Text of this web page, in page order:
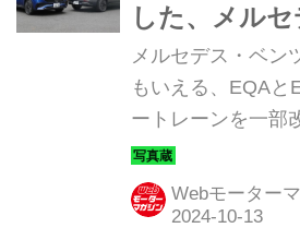
した、メル
EQA & EQB
メルセデス・ベン
もいえる、EQAと
ートレーンを一部
ルを写真で紹介し
Webモーター